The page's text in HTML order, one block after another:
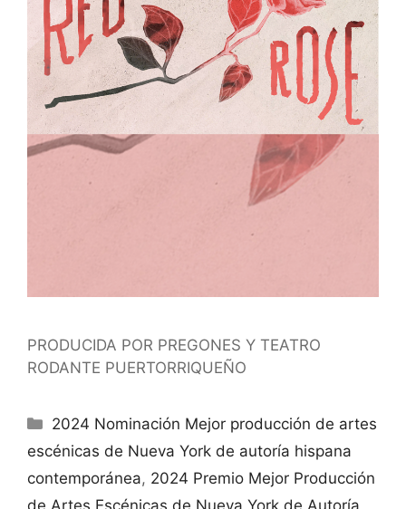
PRODUCIDA POR PREGONES Y TEATRO
RODANTE PUERTORRIQUEÑO
Categorías
2024 Nominación Mejor producción de artes
escénicas de Nueva York de autoría hispana
contemporánea, 2024 Premio Mejor Producción
de Artes Escénicas de Nueva York de Autoría